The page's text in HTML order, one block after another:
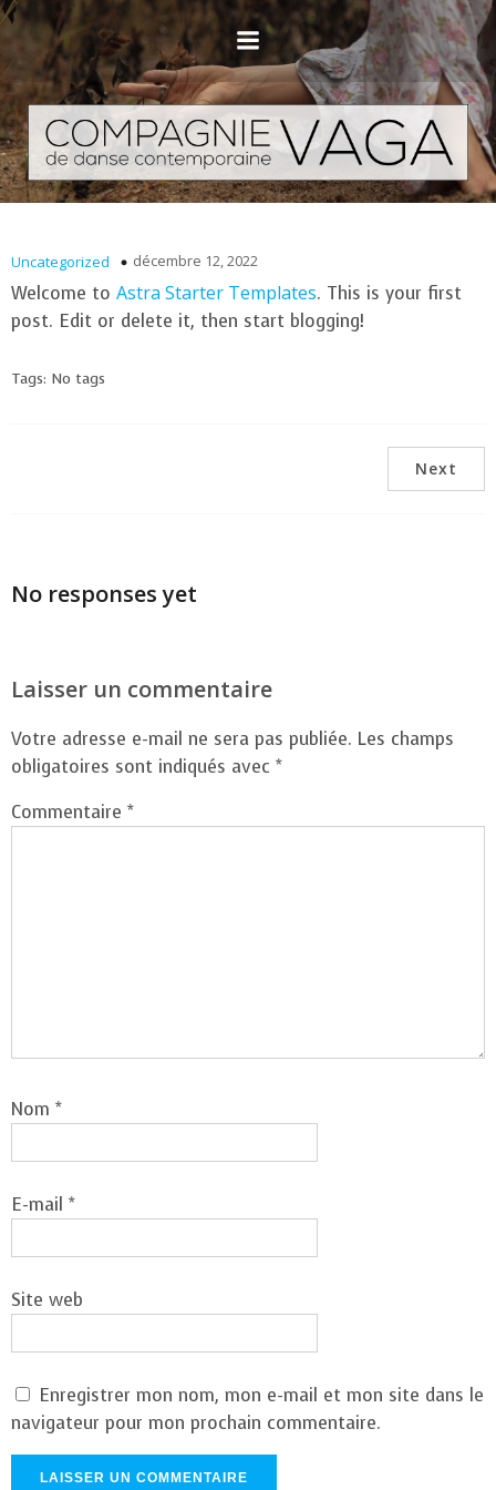
Uncategorized décembre 12, 2022
Welcome to Astra Starter Templates. This is your first
post. Edit or delete it, then start blogging!
Tags: No tags
Next
No responses yet
Laisser un commentaire
Votre adresse e-mail ne sera pas publiée. Les champs
obligatoires sont indiqués avec *
Commentaire *
Nom *
E-mail *
Site web
Enregistrer mon nom, mon e-mail et mon site dans le
navigateur pour mon prochain commentaire.